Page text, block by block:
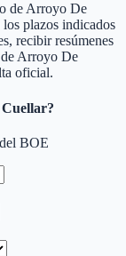
deArroyo De
plazos indicados
recibir resúmenes
Arroyo De
oficial.
?
BOE